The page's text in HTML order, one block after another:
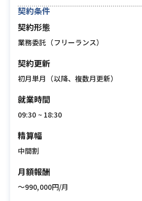
契約条件
契約形態
業務委託（フリーランス）
契約更新
初月単月（以降、複数月更新）
就業時間
09:30 ~ 18:30
精算幅
中間割
月額報酬
〜990,000円/月